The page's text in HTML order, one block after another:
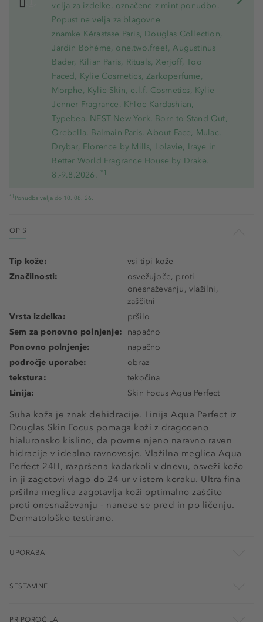
velja za izdelke, označene z mint ponudbo.
Popust ne velja za blagovne
znamke Kérastase Paris, Douglas Collection,
Jardin Bohème, one.two.free!, Augustinus
Bader, Kilian Paris, Rituals, Xerjoff, Too
Faced, Kylie Cosmetics, Zarkoperfume,
Morphe, Kylie Skin, e.l.f. Cosmetics, Kylie
Jenner Fragrance, Khloe Kardashian,
Typebea, NEST New York, Born to Stand Out,
Orebella, Balmain Paris, About Face, Mulac,
Drybar, Florence by Mills, Lolavie, Iraye in
Better World Fragrance House by Drake.
8.-9.8.2026. *1
*1 Ponudba velja do 10. 08. 26.
OPIS
Suha koža je znak dehidracije. Linija Aqua Perfect iz
Douglas Skin Focus pomaga koži z dragoceno
hialuronsko kislino, da povrne njeno naravno raven
hidracije v idealno ravnovesje. Vlažilna meglica Aqua
Perfect 24H, razpršena kadarkoli v dnevu, osveži kožo
in ji zagotovi vlago do 24 ur v istem koraku. Ultra fina
pršilna meglica zagotavlja koži optimalno zaščito
proti onesnaževanju - nanese se pred in po ličenju.
Dermatološko testirano.
Tip kože:
vsi tipi kože
Značilnosti:
osvežujoče, proti
onesnaževanju, vlažilni,
zaščitni
Vrsta izdelka:
pršilo
Sem za ponovno polnjenje:
napačno
Ponovno polnjenje:
napačno
področje uporabe:
obraz
tekstura:
tekočina
Linija:
Skin Focus Aqua Perfect
UPORABA
SESTAVINE
PRIPOROČILA